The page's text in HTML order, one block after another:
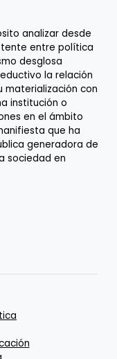
analizar desde
entre política
desglosa
la relación
materialización con
institución o
en el ámbito
que ha
generadora de
sociedad en